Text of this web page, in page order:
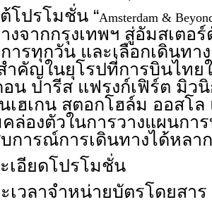
โปรโมชั่น “Amsterdam &
งจากกรุงเทพฯ สู่อัมสเตอ
ารทุกวัน และเลือกเดินทา
ำคัญในยุโรปที่การบินไทย
น ปารีส แฟรงก์เฟิร์ต มิว
เฮเกน สตอกโฮล์ม ออสโล
ล่องตัวในการวางแผนกา
การณ์การเดินทางได้หลา
เอียดโปรโมชั่น
ะเวลาจำหน่ายบัตรโดยสา